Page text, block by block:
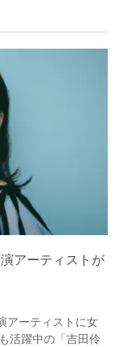
アーティストが
アーティストに女
活躍中の「吉田伶